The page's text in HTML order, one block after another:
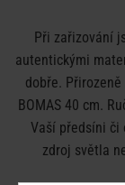
Při zařizování
autentickými
dobře.
BOMAS 40 cm.
Vaší předsíni či
zdroj světla